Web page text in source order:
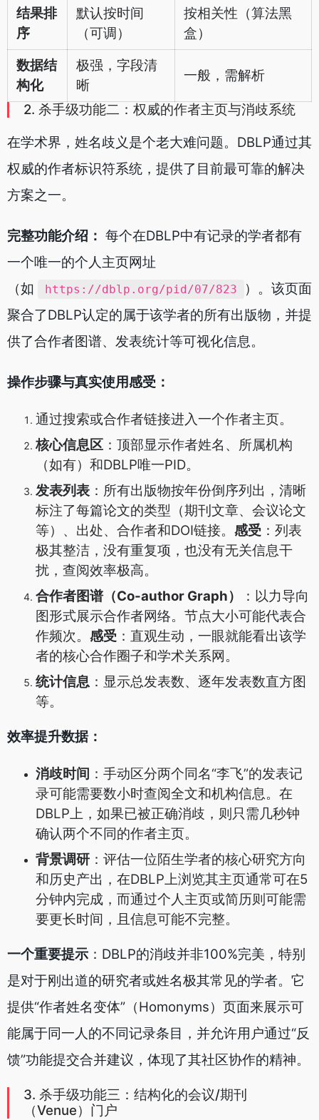
结果排
序
默认按时间
（可调）
按相关性（算法黑
盒）
数据结
构化
极强，字段清
晰
一般，需解析
2. 杀手级功能二：权威的作者主页与消歧系统
在学术界，姓名歧义是个老大难问题。DBLP通过其
权威的作者标识符系统，提供了目前最可靠的解决
方案之一。
完整功能介绍： 每个在DBLP中有记录的学者都有
一个唯一的个人主页网址
（如
https://dblp.org/pid/07/823
）。该页面
聚合了DBLP认定的属于该学者的所有出版物，并提
供了合作者图谱、发表统计等可视化信息。
操作步骤与真实使用感受：
通过搜索或合作者链接进入一个作者主页。
核心信息区 ：顶部显示作者姓名、所属机构
（如有）和DBLP唯一PID。
发表列表 ：所有出版物按年份倒序列出，清晰
标注了每篇论文的类型（期刊文章、会议论文
等）、出处、合作者和DOI链接。 感受 ：列表
极其整洁，没有重复项，也没有无关信息干
扰，查阅效率极高。
合作者图谱（Co-author Graph）
：以力导向
图形式展示合作者网络。节点大小可能代表合
作频次。 感受 ：直观生动，一眼就能看出该学
者的核心合作圈子和学术关系网。
统计信息 ：显示总发表数、逐年发表数直方图
等。
效率提升数据：
消歧时间 ：手动区分两个同名“李飞”的发表记
录可能需要数小时查阅全文和机构信息。在
DBLP上，如果已被正确消歧，则只需几秒钟
确认两个不同的作者主页。
背景调研 ：评估一位陌生学者的核心研究方向
和历史产出，在DBLP上浏览其主页通常可在5
分钟内完成，而通过个人主页或简历则可能需
要更长时间，且信息可能不完整。
一个重要提示 ：DBLP的消歧并非100%完美，特别
是对于刚出道的研究者或姓名极其常见的学者。它
提供“作者姓名变体”（Homonyms）页面来展示可
能属于同一人的不同记录条目，并允许用户通过“反
馈”功能提交合并建议，体现了其社区协作的精神。
3. 杀手级功能三：结构化的会议/期刊
（Venue）门户